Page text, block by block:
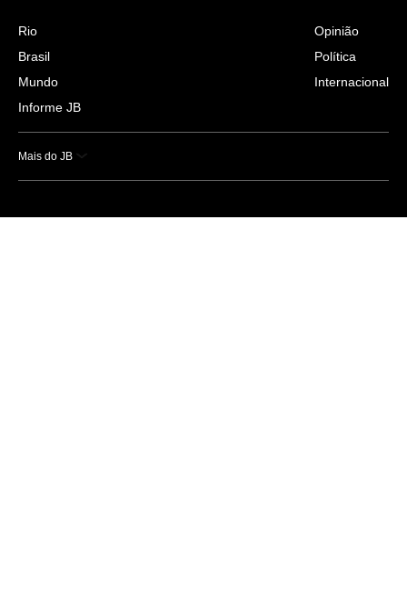
Rio
Brasil
Mundo
Informe JB
Opinião
Política
Internacional
Mais do JB
Esportes